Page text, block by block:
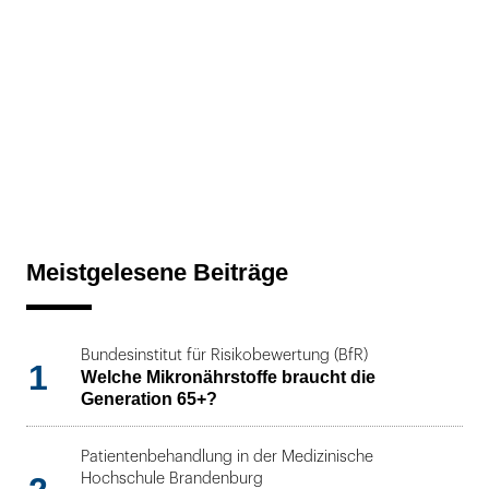
Meistgelesene Beiträge
1
Bundesinstitut für Risikobewertung (BfR)
Welche Mikronährstoffe braucht die
Generation 65+?
Patientenbehandlung in der Medizinische
Hochschule Brandenburg